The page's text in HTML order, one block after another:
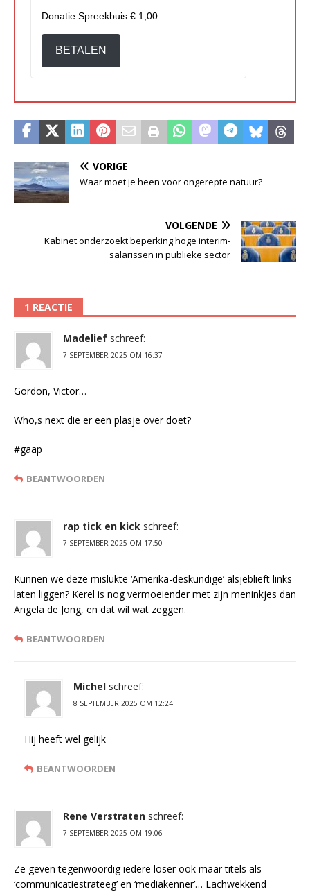
Donatie Spreekbuis € 1,00
BETALEN
VORIGE
Waar moet je heen voor ongerepte natuur?
VOLGENDE
Kabinet onderzoekt beperking hoge interim-
salarissen in publieke sector
1 REACTIE
Madelief schreef:
7 SEPTEMBER 2025 OM 16:37
Gordon, Victor…
Who,s next die er een plasje over doet?
#gaap
BEANTWOORDEN
rap tick en kick schreef:
7 SEPTEMBER 2025 OM 17:50
Kunnen we deze mislukte ‘Amerika-deskundige’ alsjeblieft links
laten liggen? Kerel is nog vermoeiender met zijn meninkjes dan
Angela de Jong, en dat wil wat zeggen.
BEANTWOORDEN
Michel schreef:
8 SEPTEMBER 2025 OM 12:24
Hij heeft wel gelijk
BEANTWOORDEN
Rene Verstraten schreef:
7 SEPTEMBER 2025 OM 19:06
Ze geven tegenwoordig iedere loser ook maar titels als
‘communicatiestrateeg’ en ‘mediakenner’… Lachwekkend